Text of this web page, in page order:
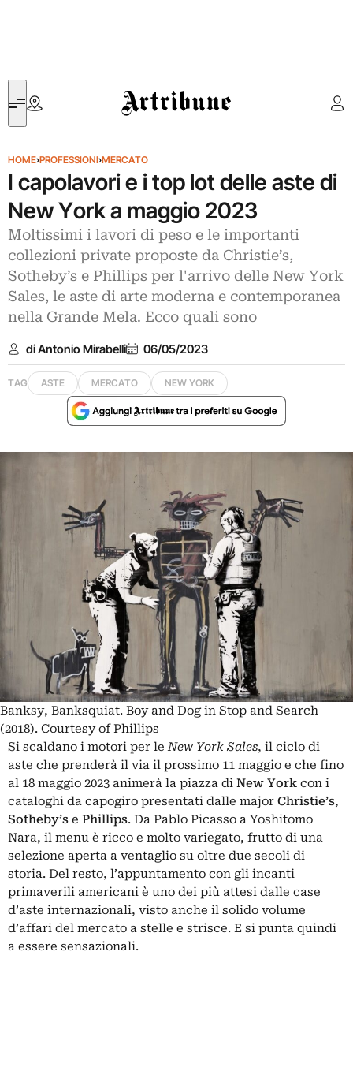
Artribune
HOME›PROFESSIONI›MERCATO
I capolavori e i top lot delle aste di
New York a maggio 2023
Moltissimi i lavori di peso e le importanti
collezioni private proposte da Christie’s,
Sotheby’s e Phillips per l'arrivo delle New York
Sales, le aste di arte moderna e contemporanea
nella Grande Mela. Ecco quali sono
di Antonio Mirabelli 06/05/2023
TAG ASTE MERCATO NEW YORK
Banksy, Banksquiat. Boy and Dog in Stop and Search
(2018). Courtesy of Phillips
Si scaldano i motori per leNew York Sales, il ciclo di
aste che prenderà il via il prossimo 11 maggio e che fino
al 18 maggio 2023 animerà la piazza di New York con i
cataloghi da capogiro presentati dalle major Christie’s,
Sotheby’s e Phillips. Da Pablo Picasso a Yoshitomo
Nara, il menu è ricco e molto variegato, frutto di una
selezione aperta a ventaglio su oltre due secoli di
storia. Del resto, l’appuntamento con gli incanti
primaverili americani è uno dei più attesi dalle case
d’aste internazionali, visto anche il solido volume
d’affari del mercato a stelle e strisce. E si punta quindi
a essere sensazionali.